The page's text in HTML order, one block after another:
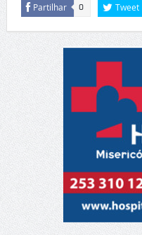
Partilhar 0 Tweet